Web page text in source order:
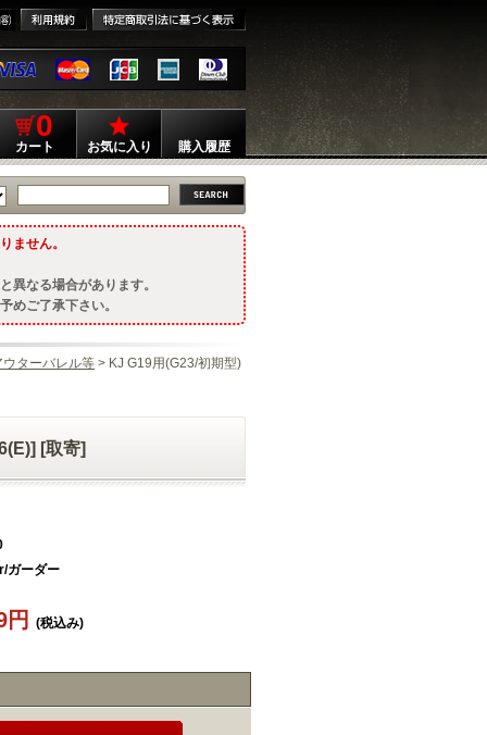
0
カート お気に入り 購入履歴
ません。
異なる場合があります。
めご了承下さい。
ターバレル等 > KJ G19用(G23/初期型)
[取寄]
ガーダー
円
(税込み)